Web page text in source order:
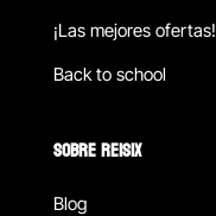
¡Las mejores ofertas!
Back to school
SOBRE REISIX
Blog